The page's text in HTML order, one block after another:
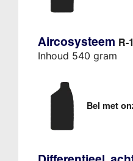
Aircosysteem R-
Inhoud 540 gram
Bel met